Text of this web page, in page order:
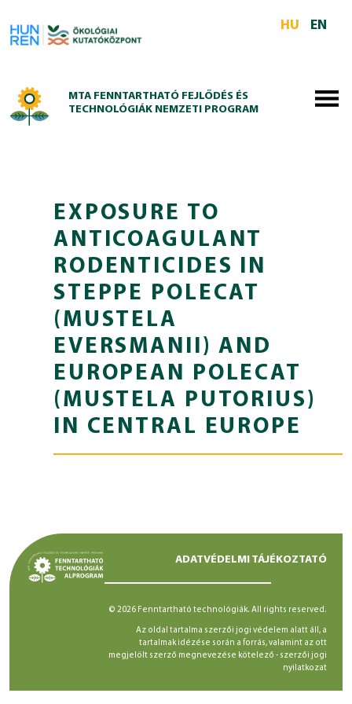
HU
EN
MTA FENNTARTHATÓ FEJLŐDÉS ÉS
TECHNOLÓGIÁK NEMZETI PROGRAM
EXPOSURE TO
ANTICOAGULANT
RODENTICIDES IN
STEPPE POLECAT
(MUSTELA
EVERSMANII) AND
EUROPEAN POLECAT
(MUSTELA PUTORIUS)
IN CENTRAL EUROPE
ADATVÉDELMI TÁJÉKOZTATÓ
© 2026 Fenntartható technológiák. All rights reserved.
Az oldal tartalma szerzői jogi védelem alatt áll, a
tartalmak idézése során a forrás, valamint az ott
megjelölt szerző megnevezése kötelező - szerzői jogi
nyilatkozat